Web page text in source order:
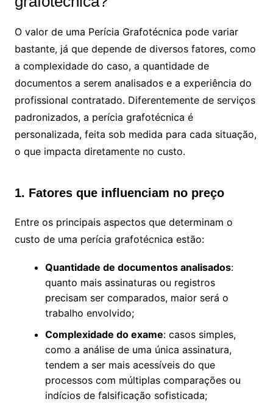
O valor de uma Perícia Grafotécnica pode variar
bastante, já que depende de diversos fatores, como
a complexidade do caso, a quantidade de
documentos a serem analisados e a experiência do
profissional contratado. Diferentemente de serviços
padronizados, a perícia grafotécnica é
personalizada, feita sob medida para cada situação,
o que impacta diretamente no custo.
1. Fatores que influenciam no preço
Entre os principais aspectos que determinam o
custo de uma perícia grafotécnica estão:
Quantidade de documentos analisados:
quanto mais assinaturas ou registros
precisam ser comparados, maior será o
trabalho envolvido;
Complexidade do exame: casos simples,
como a análise de uma única assinatura,
tendem a ser mais acessíveis do que
processos com múltiplas comparações ou
indícios de falsificação sofisticada;